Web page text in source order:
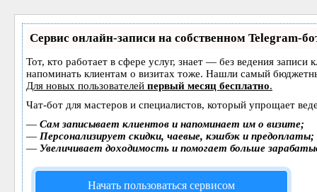
Сервис онлайн-записи на собственном Telegram-
Тот, кто работает в сфере услуг, знает — без ведения
напоминать клиентам о визитах тоже. Нашли самый
Для новых пользователей первый месяц бесплатно.
Чат-бот для мастеров и специалистов, который упрощает
— Сам записывает клиентов и напоминает им о визите;
— Персонализирует скидки, чаевые, кэшбэк и предоплаты;
— Увеличивает доходимость и помогает больше
Начать пользоваться сервисом